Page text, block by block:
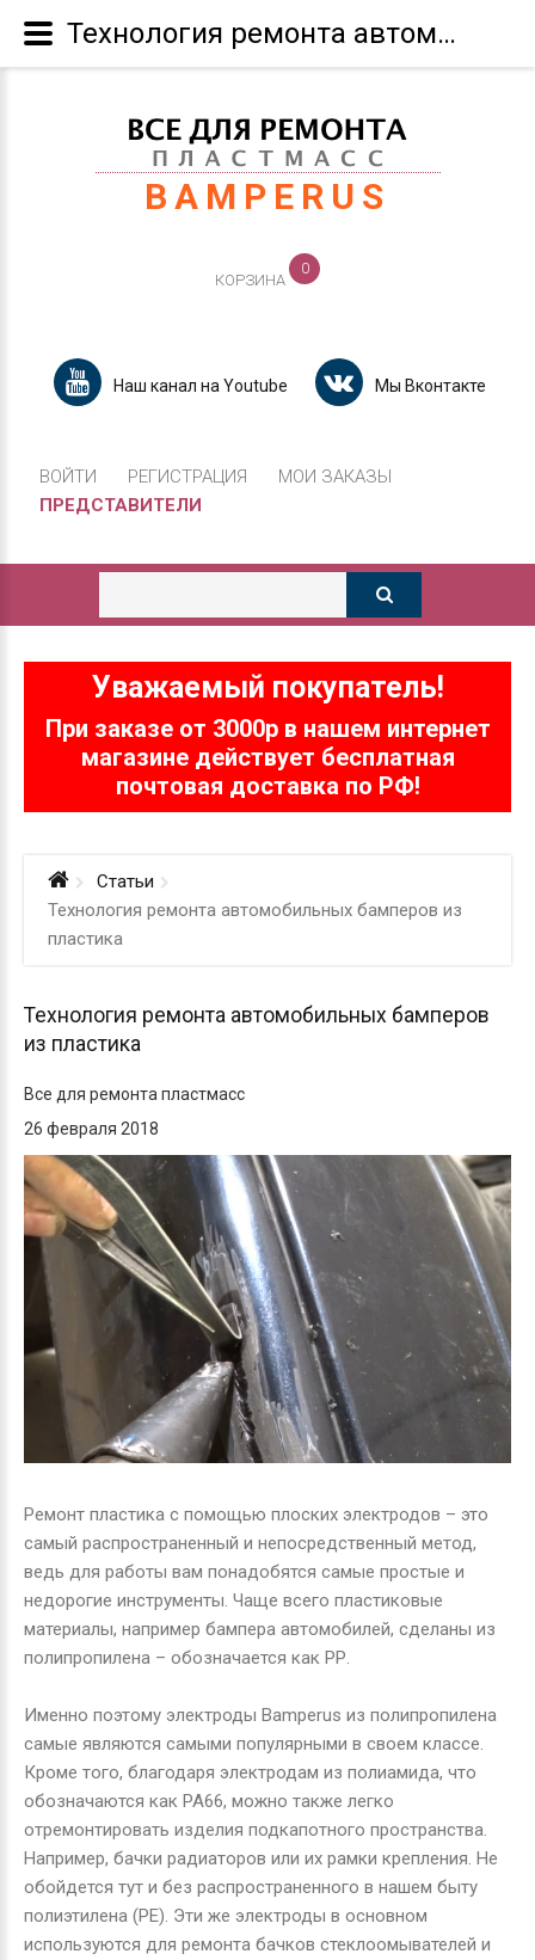
BAMPERUS
КОРЗИНА
0
Наш канал на Youtube Мы Вконтакте
ВОЙТИ РЕГИСТРАЦИЯ
МОИ ЗАКАЗЫ
ПРЕДСТАВИТЕЛИ
Уважаемый покупатель!
При заказе от 3000р в нашем интернет
магазине действует бесплатная
почтовая доставка по РФ!
Статьи
Технология ремонта автомобильных бамперов из
пластика
Технология ремонта автомобильных бамперов
из пластика
Все для ремонта пластмасс
26 февраля 2018
Ремонт пластика с помощью плоских электродов – это
самый распространенный и непосредственный метод,
ведь для работы вам понадобятся самые простые и
недорогие инструменты. Чаще всего пластиковые
материалы, например бампера автомобилей, сделаны из
полипропилена – обозначается как PP
Именно поэтому электроды Bamperus из полипропилена
самые являются самыми популярными в своем классе.
Кроме того, благодаря электродам из полиамида, что
обозначаются как PA66, можно также легко
отремонтировать изделия подкапотного пространства.
Например, бачки радиаторов или их рамки крепления. Не
обойдется тут и без распространенного в нашем быту
полиэтилена (PE). Эти же электроды в основном
используются для ремонта бачков стеклоомывателей и
Технология ремонта автомобильных бамперов из пластика